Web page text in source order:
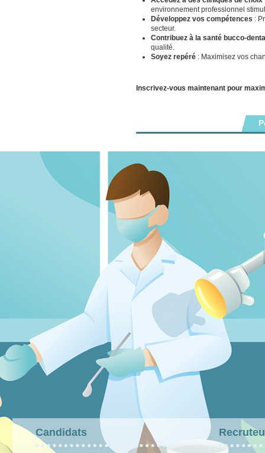
environnement professionnel
Développez vos compétences :
secteur.
Contribuez à la santé bucco-
qualité.
Soyez repéré : Maximisez vos
Inscrivez-vous maintenant pour
Candidats